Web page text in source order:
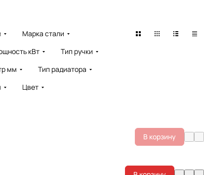
Марка стали
кВт
Тип ручки
мм
Тип радиатора
Цвет
В корзину